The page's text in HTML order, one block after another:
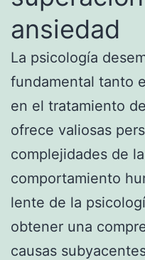
ansiedad
La psicología
fundamental tanto
en el tratamiento
ofrece valiosas
complejidades de
comportamiento
lente de la
obtener una
causas